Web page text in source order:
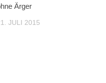
Ärger
JULI 2015